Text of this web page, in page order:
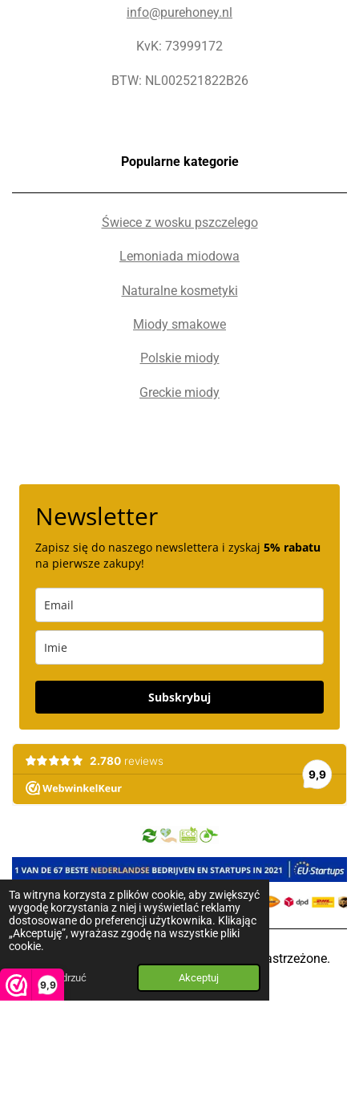
Ta witryna korzysta z plików cookie, aby zwiększyć
wygodę korzystania z niej i wyświetlać reklamy
dostosowane do preferencji użytkownika. Klikając
„Akceptuję”, wyrażasz zgodę na wszystkie pliki
cookie.
Odrzuć Akceptuj
9,9
info@purehoney.nl
KvK: 73999172
BTW: NL002521822B26
Popularne kategorie
Świece z wosku pszczelego
Lemoniada miodowa
Naturalne kosmetyki
Miody smakowe
Polskie miody
Greckie miody
Newsletter
Zapisz się do naszego newslettera i zyskaj 5% rabatu
na pierwsze zakupy!
Subskrybuj
2018-2025 © Pure Honey. Wszystkie prawa zastrzeżone.
Sklep stworzony z